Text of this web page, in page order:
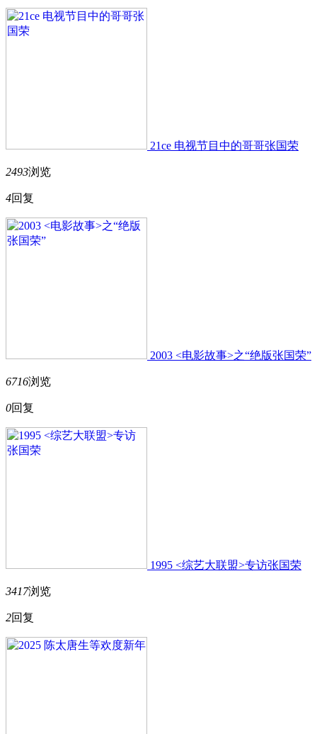
21ce 电视节目中的哥哥张国荣
2493浏览
4回复
2003 <电影故事>之“绝版张国荣”
6716浏览
0回复
1995 <综艺大联盟>专访张国荣
3417浏览
2回复